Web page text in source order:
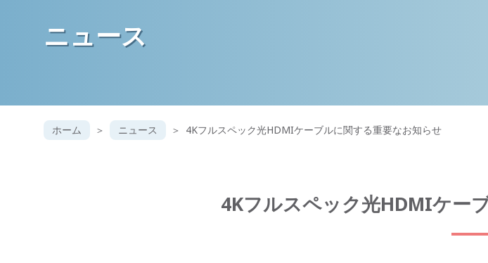
ニュース
ホーム ニュース 4Kフルスペック光HDMIケーブルに関する重要なお知らせ
4Kフルスペック光HDMIケー